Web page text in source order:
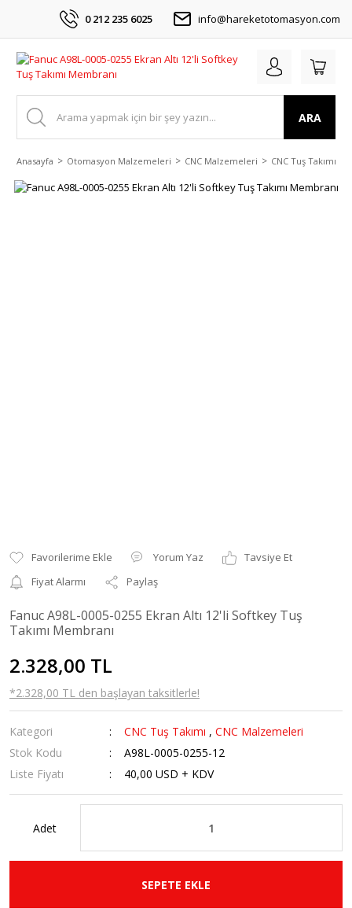
0 212 235 6025 info@hareketotomasyon.com
ARA
Anasayfa Otomasyon Malzemeleri CNC Malzemeleri CNC Tuş Takımı
Yorum Yaz
Tavsiye Et
Fiyat Alarmı
Paylaş
Fanuc A98L-0005-0255 Ekran Altı 12'li Softkey Tuş
Takımı Membranı
2.328,00 TL
*2.328,00 TL den başlayan taksitlerle!
Kategori CNC Tuş Takımı ,CNC Malzemeleri
Stok Kodu
A98L-0005-0255-12
Liste Fiyatı
40,00 USD + KDV
Adet
SEPETE EKLE